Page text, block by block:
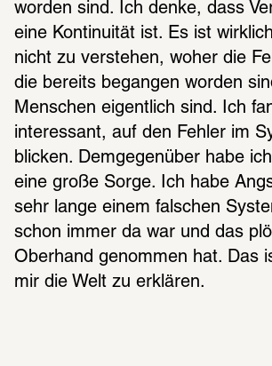
worden sind. Ich denke, dass
eine Kontinuität ist. Es ist
nicht zu verstehen, woher die
die bereits begangen worden
Menschen eigentlich sind. Ich
interessant, auf den Fehler im
blicken. Demgegenüber habe
eine große Sorge. Ich habe
sehr lange einem falschen
schon immer da war und das
Oberhand genommen hat. Das
mir die Welt zu erklären.